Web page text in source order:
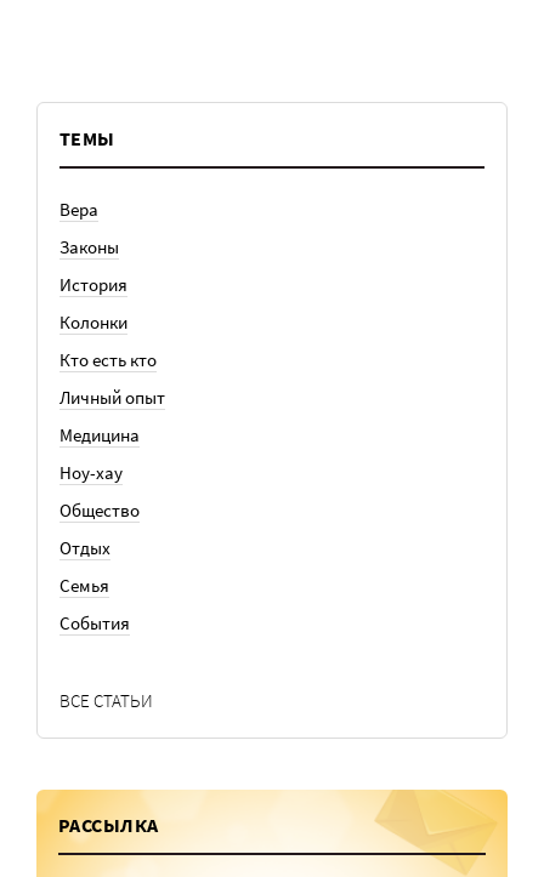
ТЕМЫ
Вера
Законы
История
Колонки
Кто есть кто
Личный опыт
Медицина
Ноу-хау
Общество
Отдых
Семья
События
ВСЕ СТАТЬИ
РАССЫЛКА